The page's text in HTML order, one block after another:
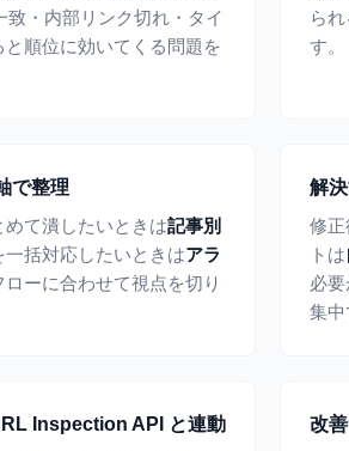
致・内部リンク切れ・タイ
と順位に効いてくる問題を
ら
す。
で整理
て潰したいときは記事別
一括対応したいときはアラ
ローに合わせて視点を切り
解
修
トは
必
集中
Inspection API と連動
改